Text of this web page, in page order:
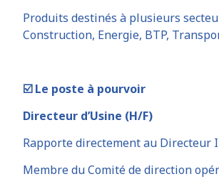
Produits destinés à plusieurs
Construction, Energie, BTP,
☑️ Le poste à pourvoir
Directeur d’Usine (H/F)
Rapporte directement au Directeur
Membre du Comité de direction